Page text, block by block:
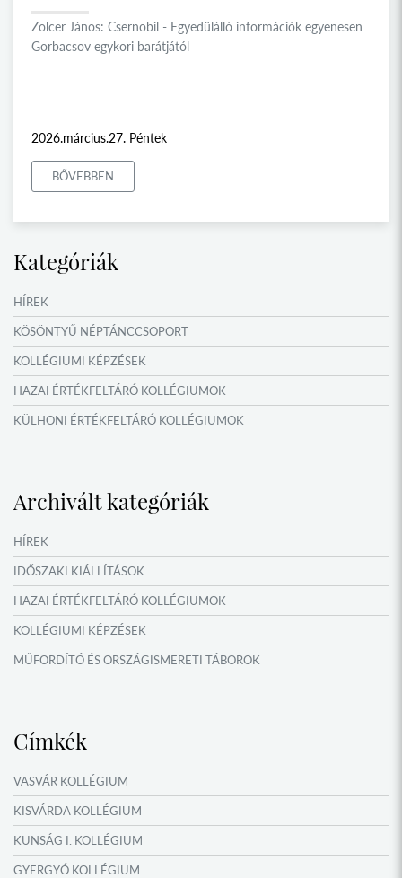
Zolcer János: Csernobil - Egyedülálló információk egyenesen
Gorbacsov egykori barátjától
2026.március.27. Péntek
BŐVEBBEN
Kategóriák
HÍREK
KÖSÖNTYŰ NÉPTÁNCCSOPORT
KOLLÉGIUMI KÉPZÉSEK
HAZAI ÉRTÉKFELTÁRÓ KOLLÉGIUMOK
KÜLHONI ÉRTÉKFELTÁRÓ KOLLÉGIUMOK
IDŐSZAKI KIÁLLÍTÁSOK
NYÁRI TÁBOROK
OKTATÁS, KULTÚRA
Archivált kategóriák
HÍREK
IDŐSZAKI KIÁLLÍTÁSOK
HAZAI ÉRTÉKFELTÁRÓ KOLLÉGIUMOK
KOLLÉGIUMI KÉPZÉSEK
MŰFORDÍTÓ ÉS ORSZÁGISMERETI TÁBOROK
Címkék
VASVÁR KOLLÉGIUM
KISVÁRDA KOLLÉGIUM
KUNSÁG I. KOLLÉGIUM
GYERGYÓ KOLLÉGIUM